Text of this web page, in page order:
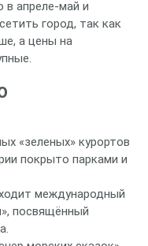
апреле‑май и
город, так как
а цены на
«зеленых» курортов
покрыто парками и
международный
посвящённый